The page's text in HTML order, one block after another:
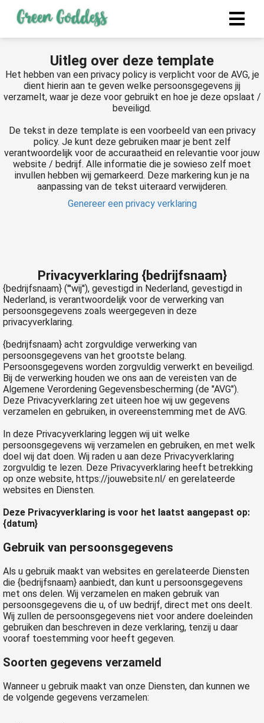
Uitleg over deze template
Het hebben van een privacy policy is verplicht voor de AVG, je
dient hierin aan te geven welke persoonsgegevens jij
verzamelt, waar je deze voor gebruikt en hoe je deze opslaat /
beveiligd.
De tekst in deze template is een voorbeeld van een privacy
policy. Je kunt deze gebruiken maar je bent zelf
verantwoordelijk voor de accuraatheid en relevantie voor jouw
website / bedrijf. Alle informatie die je sowieso zelf moet
invullen hebben wij gemarkeerd. Deze markering kun je na
aanpassing van de tekst uiteraard verwijderen.
Genereer een privacy verklaring
Privacyverklaring {bedrijfsnaam}
{bedrijfsnaam} ('''wij''), gevestigd in Nederland, gevestigd in
Nederland, is verantwoordelijk voor de verwerking van
persoonsgegevens zoals weergegeven in deze
privacyverklaring.
{bedrijfsnaam} acht zorgvuldige verwerking van
persoonsgegevens van het grootste belang.
Persoonsgegevens worden zorgvuldig verwerkt en beveiligd.
Bij de verwerking houden we ons aan de vereisten van de
Algemene Verordening Gegevensbescherming (de "AVG").
Deze Privacyverklaring zet uiteen hoe wij uw gegevens
verzamelen en gebruiken, in overeenstemming met de AVG.
In deze Privacyverklaring leggen wij uit welke
persoonsgegevens wij verzamelen en gebruiken, en met welk
doel wij dat doen. Wij raden u aan deze Privacyverklaring
zorgvuldig te lezen. Deze Privacyverklaring heeft betrekking
op onze website, https://jouwebsite.nl/ en gerelateerde
websites en Diensten.
Deze Privacyverklaring is voor het laatst aangepast op:
{datum}
Gebruik van persoonsgegevens
Als u gebruik maakt van websites en gerelateerde Diensten
die {bedrijfsnaam} aanbiedt, dan kunt u persoonsgegevens
met ons delen. Wij verzamelen en maken gebruik van
persoonsgegevens die u, of uw bedrijf, direct met ons deelt.
Wij zullen de persoonsgegevens niet voor andere doeleinden
gebruiken dan beschreven in deze verklaring, tenzij u daar
vooraf toestemming voor heeft gegeven.
Soorten gegevens verzameld
Wanneer u gebruik maakt van onze Diensten, dan kunnen we
de volgende gegevens verzamelen: